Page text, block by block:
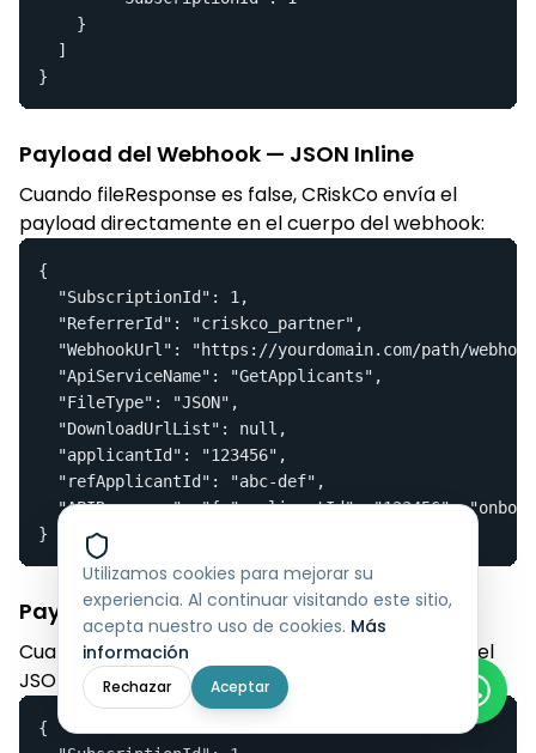
    }
  ]
}
Payload del Webhook — JSON Inline
Cuando fileResponse es false, CRiskCo envía el
payload directamente en el cuerpo del webhook:
{
  "SubscriptionId": 1,
  "ReferrerId": "criskco_partner",
"WebhookUrl": "https://yourdomain.com/path/
  "ApiServiceName": "GetApplicants",
  "FileType": "JSON",
  "DownloadUrlList": null,
  "applicantId": "123456",
  "refApplicantId": "abc-def",
"APIResponse": "{ "applicantId": "123456",
}
Payload del Webhook — Link Descargable
Cuando fileResponse es true, CRiskCo almacena el
JSON y envía una URL de descarga en su lugar:
{
Utilizamos cookies para mejorar su
experiencia. Al continuar visitando este sitio,
acepta nuestro uso de cookies. Más
información
Rechazar Aceptar